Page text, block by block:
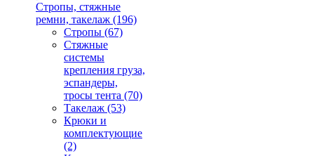
Стропы, стяжные
ремни, такелаж (196)
Стропы (67)
Стяжные
системы
крепления груза,
эспандеры,
тросы тента (70)
Такелаж (53)
Крюки и
комплектующие
(2)